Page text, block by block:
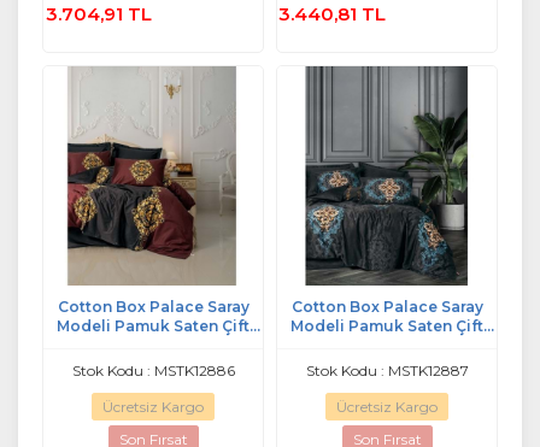
3.704,91 TL 3.440,81 TL
Cotton Box Palace Saray
Modeli Pamuk Saten Çift
Ebren Antrasit (4 Yastıklı)
Stok Kodu : MSTK12886
Ücretsiz Kargo
Son Fırsat
Cotton Box Palace Saray
Modeli Pamuk Saten Çift
Dorhan Siyah (4 Yastıklı)
Stok Kodu : MSTK12887
Ücretsiz Kargo
Son Fırsat